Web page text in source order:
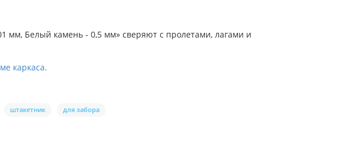
мм, Белый камень - 0,5 мм» сверяют с пролетами, лагами и
каркаса.
штакетник для забора